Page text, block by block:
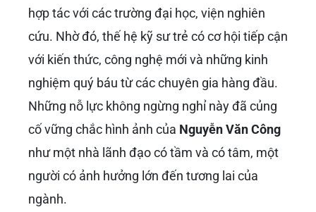
hợp tác với các trường đại học, viện nghiên
cứu. Nhờ đó, thế hệ kỹ sư trẻ có cơ hội tiếp cận
với kiến thức, công nghệ mới và những kinh
nghiệm quý báu từ các chuyên gia hàng đầu.
Những nỗ lực không ngừng nghỉ này đã củng
cố vững chắc hình ảnh của Nguyễn Văn Công
như một nhà lãnh đạo có tầm và có tâm, một
người có ảnh hưởng lớn đến tương lai của
ngành.